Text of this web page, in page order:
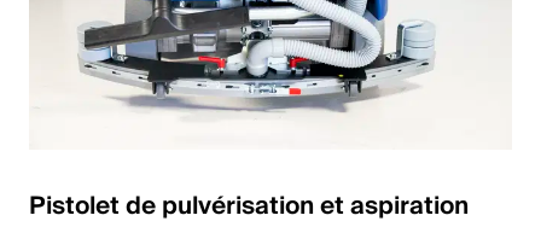
Pistolet de pulvérisation et aspiration